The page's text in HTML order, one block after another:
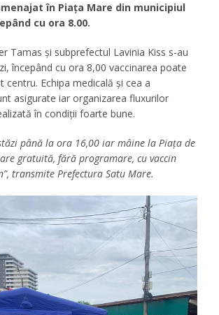
în Piața Mare din municipiul
cu ora 8.00.
Tamas și subprefectul Lavinia Kiss s-au
începând cu ora 8,00 vaccinarea poate
centru. Echipa medicală și cea a
asigurate iar organizarea fluxurilor
în condiții foarte bune.
până la ora 16,00 iar mâine la Piața de
gratuită, fără programare, cu vaccin
transmite Prefectura Satu Mare.